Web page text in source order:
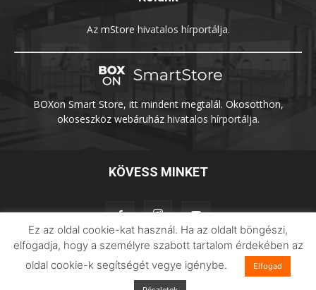
Az mStore hivatalos hírportálja.
BOXon Smart Store, itt mindent megtalál. Okosotthon,
okoseszköz webáruházhivatalos hírportálja.
KÖVESS MINKET
Adatvédelem Impresszum Imilab
Ez az oldal cookie-kat használ. Ha az oldalt böngészi,
elfogadja, hogy a személyre szabott tartalom érdekében az
oldal cookie-k segítségét vegye igénybe.
Elfogad